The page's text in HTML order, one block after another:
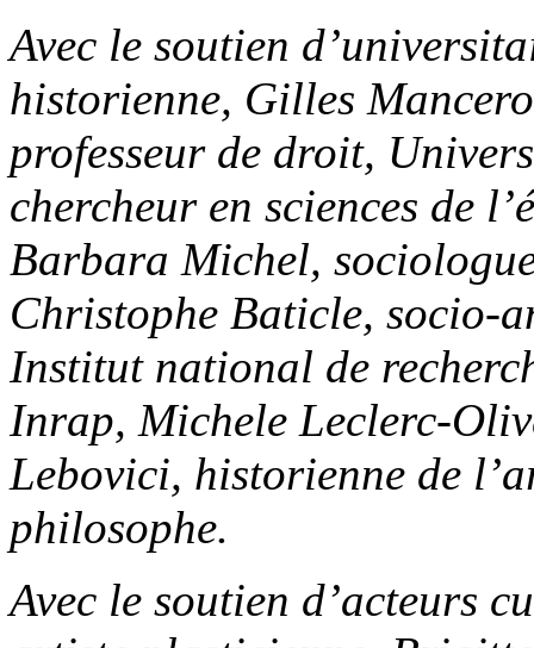
Avec le soutien
historienne, Gilles
professeur de droit,
chercheur en sciences de
Barbara Michel,
Christophe Baticle, socio-
Institut national de
Inrap, Michele Leclerc-
Lebovici, historienne de
philosophe.
Avec le soutien d’acteurs